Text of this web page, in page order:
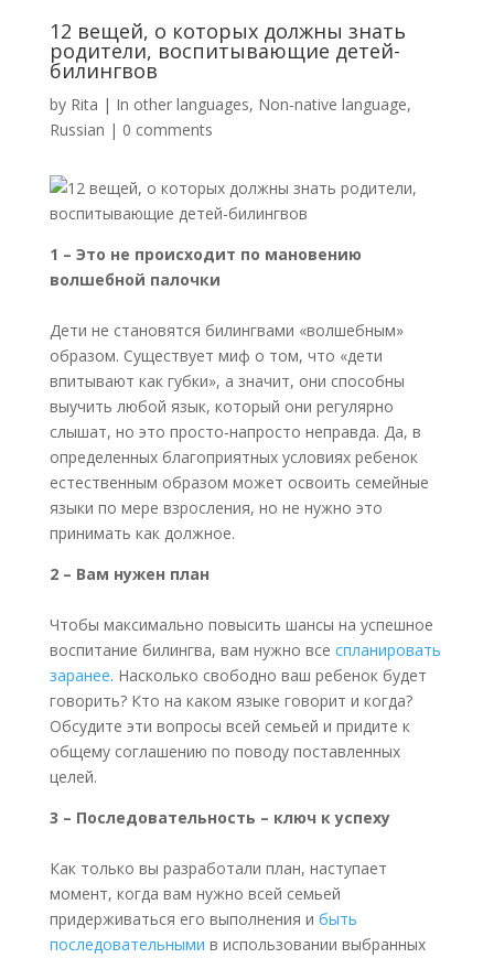
12 вещей, о которых должны знать
родители, воспитывающие детей-
билингвов
by Rita | In other languages, Non-native language,
Russian | 0 comments
1 – Это не происходит по мановению
волшебной палочки
Дети не становятся билингвами «волшебным»
образом. Существует миф о том, что «дети
впитывают как губки», а значит, они способны
выучить любой язык, который они регулярно
слышат, но это просто-напросто неправда. Да, в
определенных благоприятных условиях ребенок
естественным образом может освоить семейные
языки по мере взросления, но не нужно это
принимать как должное.
2 – Вам нужен план
Чтобы максимально повысить шансы на успешное
воспитание билингва, вам нужно все спланировать
заранее. Насколько свободно ваш ребенок будет
говорить? Кто на каком языке говорит и когда?
Обсудите эти вопросы всей семьей и придите к
общему соглашению по поводу поставленных
целей.
3 – Последовательность – ключ к успеху
Как только вы разработали план, наступает
момент, когда вам нужно всей семьей
придерживаться его выполнения и быть
последовательными в использовании выбранных